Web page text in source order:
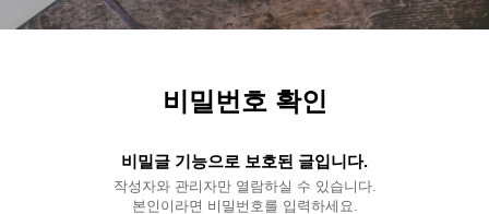
비밀번호 확인
비밀글 기능으로 보호된 글입니다.
작성자와 관리자만 열람하실 수 있습니다.
본인이라면 비밀번호를 입력하세요.